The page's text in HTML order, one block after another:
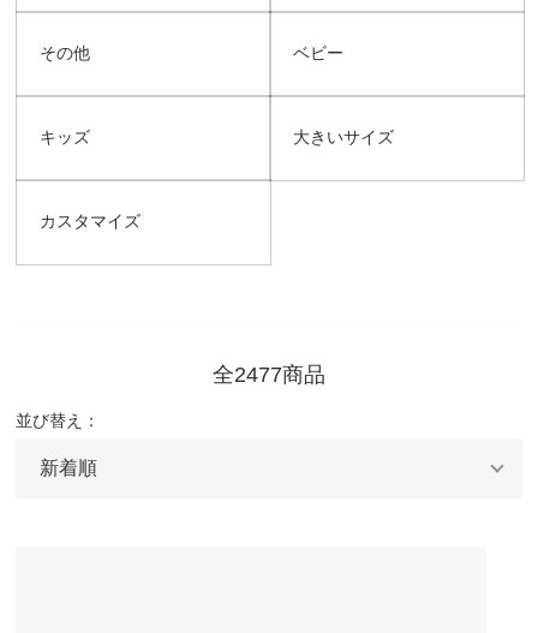
その他 ベビー
キッズ 大きいサイズ
カスタマイズ
全2477商品
並び替え：